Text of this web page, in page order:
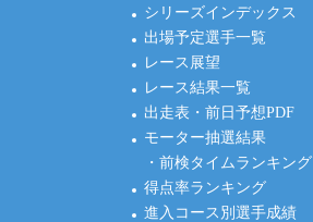
シリーズインデックス
出場予定選手一覧
レース展望
レース結果一覧
出走表・前日予想PDF
モーター抽選結果
・前検タイムランキング
得点率ランキング
進入コース別選手成績